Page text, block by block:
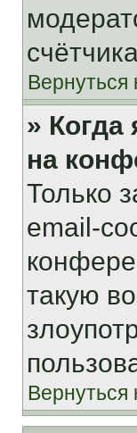
Вернуться
»
на
Только
email-
такую
Вернуться